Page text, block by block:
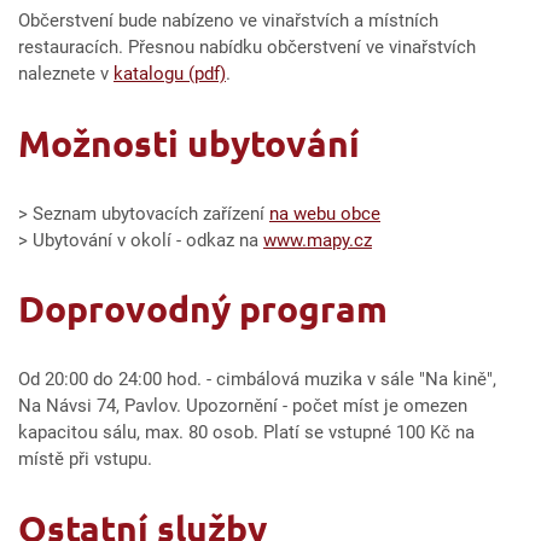
Občerstvení bude nabízeno ve vinařstvích a místních
restauracích. Přesnou nabídku občerstvení ve vinařstvích
naleznete v katalogu (pdf).
Možnosti ubytování
> Seznam ubytovacích zařízení na webu obce
> Ubytování v okolí - odkaz na www.mapy.cz
Doprovodný program
Od 20:00 do 24:00 hod. - cimbálová muzika v sále "Na kině",
Na Návsi 74, Pavlov. Upozornění - počet míst je omezen
kapacitou sálu, max. 80 osob. Platí se vstupné 100 Kč na
místě při vstupu.
Ostatní služby